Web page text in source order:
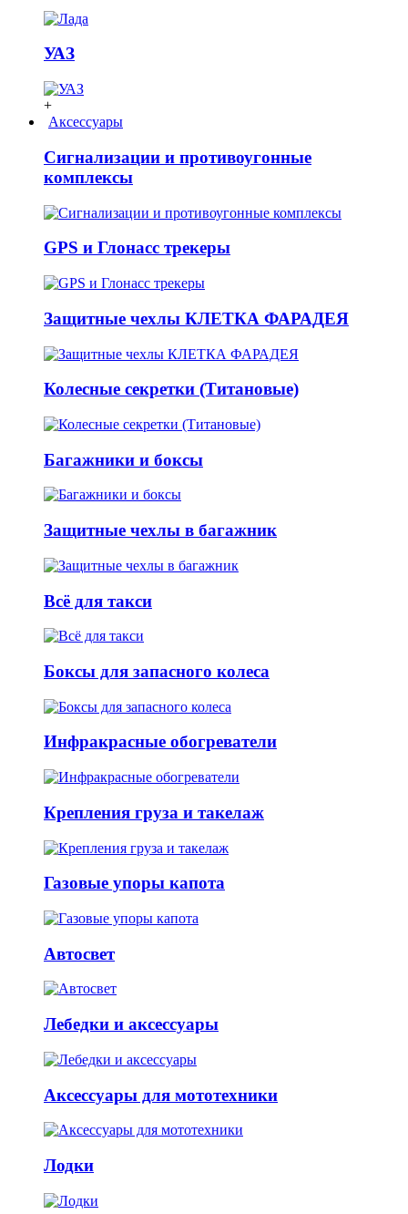
УАЗ
+
Аксессуары
Сигнализации и противоугонные
комплексы
GPS и Глонасс трекеры
Защитные чехлы КЛЕТКА ФАРАДЕЯ
Колесные секретки (Титановые)
Багажники и боксы
Защитные чехлы в багажник
Всё для такси
Боксы для запасного колеса
Инфракрасные обогреватели
Крепления груза и такелаж
Газовые упоры капота
Автосвет
Лебедки и аксессуары
Аксессуары для мототехники
Лодки